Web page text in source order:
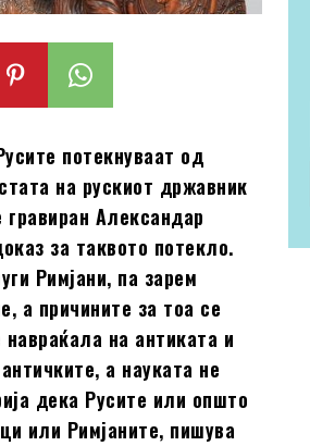
потекнуваат од
на рускиот државник
гравиран Александар
за таквото потекло.
Римјани, па зарем
а причините за тоа се
на антиката и
а науката не
дека Русите или општо
или Римјаните, пишува